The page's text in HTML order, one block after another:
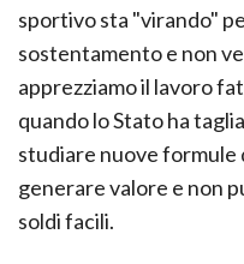
sportivo sta "virando"
sostentamento e non
apprezziamo il lavoro
quando lo Stato ha
studiare nuove formule
generare valore e non
soldi facili.